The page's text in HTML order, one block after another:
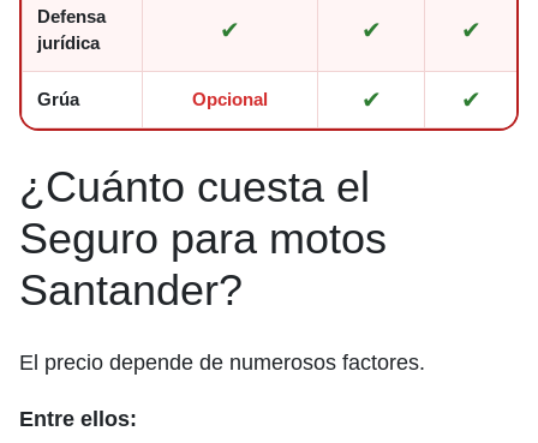
Defensa
jurídica
✔ ✔ ✔
Grúa Opcional ✔ ✔
¿Cuánto cuesta el
Seguro para motos
Santander?
El precio depende de numerosos factores.
Entre ellos: